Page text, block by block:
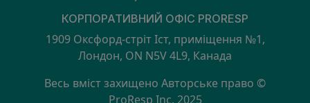
КОРПОРАТИВНИЙ ОФІС PRORESP
1909 Оксфорд-стріт Іст, приміщення №1,
Лондон, ON N5V 4L9, Канада
Весь вміст захищено Авторське право ©
ProResp Inc. 2025